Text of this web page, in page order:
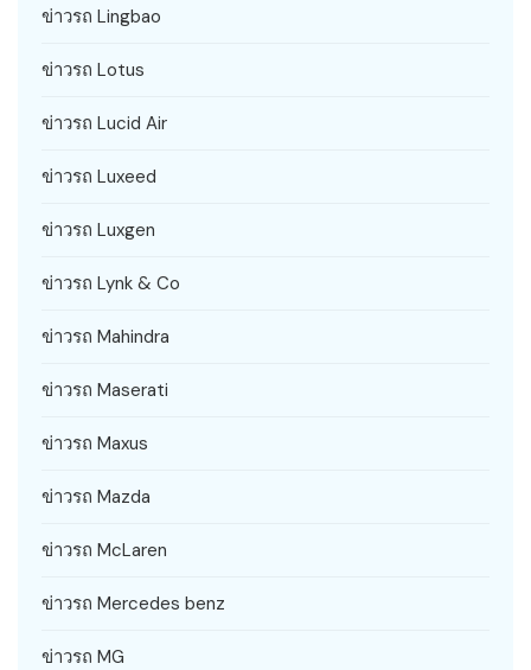
ข่าวรถ Lingbao
ข่าวรถ Lotus
ข่าวรถ Lucid Air
ข่าวรถ Luxeed
ข่าวรถ Luxgen
ข่าวรถ Lynk & Co
ข่าวรถ Mahindra
ข่าวรถ Maserati
ข่าวรถ Maxus
ข่าวรถ Mazda
ข่าวรถ McLaren
ข่าวรถ Mercedes benz
ข่าวรถ MG